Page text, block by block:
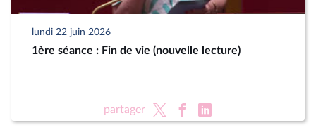
lundi 22 juin 2026
1ère séance : Fin de vie (nouvelle lecture)
partager